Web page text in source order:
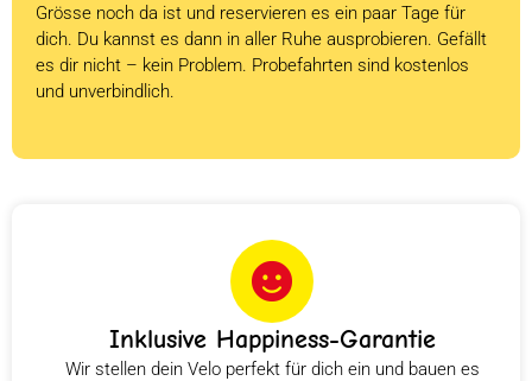
Grösse noch da ist und reservieren es ein paar Tage für
dich. Du kannst es dann in aller Ruhe ausprobieren. Gefällt
es dir nicht – kein Problem. Probefahrten sind kostenlos
und unverbindlich.
Inklusive Happiness-Garantie
Wir stellen dein Velo perfekt für dich ein und bauen es